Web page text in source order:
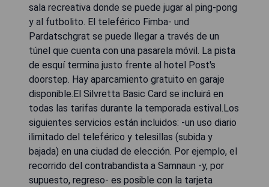
sala recreativa donde se puede jugar al ping-pong
y al futbolito. El teleférico Fimba- und
Pardatschgrat se puede llegar a través de un
túnel que cuenta con una pasarela móvil. La pista
de esquí termina justo frente al hotel Post's
doorstep. Hay aparcamiento gratuito en garaje
disponible.El Silvretta Basic Card se incluirá en
todas las tarifas durante la temporada estival.Los
siguientes servicios están incluidos: -un uso diario
ilimitado del teleférico y telesillas (subida y
bajada) en una ciudad de elección. Por ejemplo, el
recorrido del contrabandista a Samnaun -y, por
supuesto, regreso- es posible con la tarjeta